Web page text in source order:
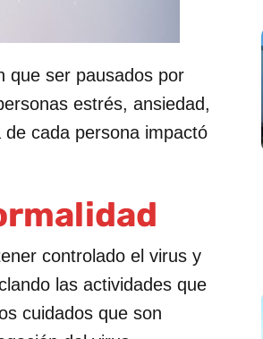
que ser pausados por
estrés, ansiedad,
cada persona impactó
controlado el virus y
las actividades que
cuidados que son